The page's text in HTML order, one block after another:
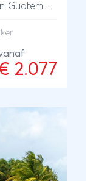
Guatemala
2.077